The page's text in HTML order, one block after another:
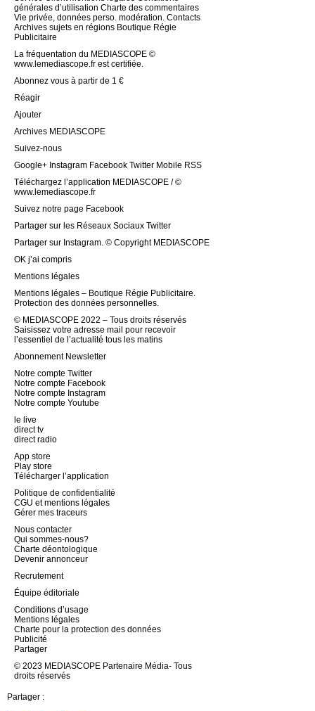
générales d’utilisation Charte des commentaires
Vie privée, données perso. modération. Contacts
Archives sujets en régions Boutique Régie
Publicitaire
La fréquentation du MEDIASCOPE ©
www.lemediascope.fr est certifiée.
Abonnez vous à partir de 1 €
Réagir
Ajouter
Archives MEDIASCOPE
Suivez-nous
Google+ Instagram Facebook Twitter Mobile RSS
Téléchargez l’application MEDIASCOPE / ©
www.lemediascope.fr
Suivez notre page Facebook
Partager sur les Réseaux Sociaux Twitter
Partager sur Instagram. © Copyright MEDIASCOPE
OK j’ai compris
Mentions légales
Mentions légales – Boutique Régie Publicitaire.
Protection des données personnelles.
© MEDIASCOPE 2022 – Tous droits réservés
Saisissez votre adresse mail pour recevoir
l’essentiel de l’actualité tous les matins
Abonnement Newsletter
Notre compte Twitter
Notre compte Facebook
Notre compte Instagram
Notre compte Youtube
le live
direct tv
direct radio
App store
Play store
Télécharger l’application
Politique de confidentialité
CGU et mentions légales
Gérer mes traceurs
Nous contacter
Qui sommes-nous?
Charte déontologique
Devenir annonceur
Recrutement
Équipe éditoriale
Conditions d’usage
Mentions légales
Charte pour la protection des données
Publicité
Partager
© 2023 MEDIASCOPE Partenaire Média- Tous
droits réservés
Partager :